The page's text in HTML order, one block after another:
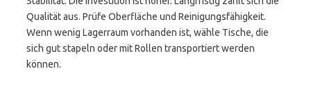
Qualität aus. Prüfe Oberfläche und Reinigungsfähigkeit.
Wenn wenig Lagerraum vorhanden ist, wähle Tische, die
sich gut stapeln oder mit Rollen transportiert werden
können.